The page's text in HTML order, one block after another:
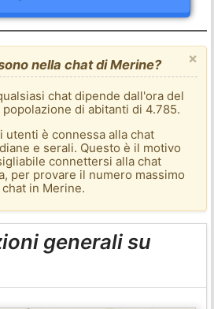
×
nella chat di Merine?
chat dipende dall'ora del
di abitanti di 4.785.
utenti è connessa alla chat
e serali. Questo è il motivo
connettersi alla chat
per provare il numero massimo
in Merine.
generali su